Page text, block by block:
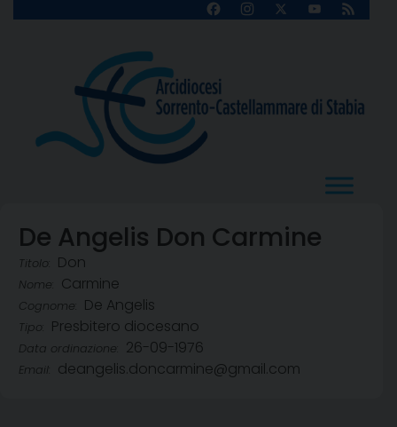
FacebookInstagram
X
YouTube
Feed
De Angelis Don Carmine
Titolo: Don
Nome: Carmine
Cognome: De Angelis
Tipo: Presbitero diocesano
Data ordinazione: 26-09-1976
Email: deangelis.doncarmine@gmail.com